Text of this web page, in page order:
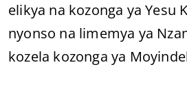
elikya na kozonga ya Yesu
nyonso na limemya ya
kozela kozonga ya